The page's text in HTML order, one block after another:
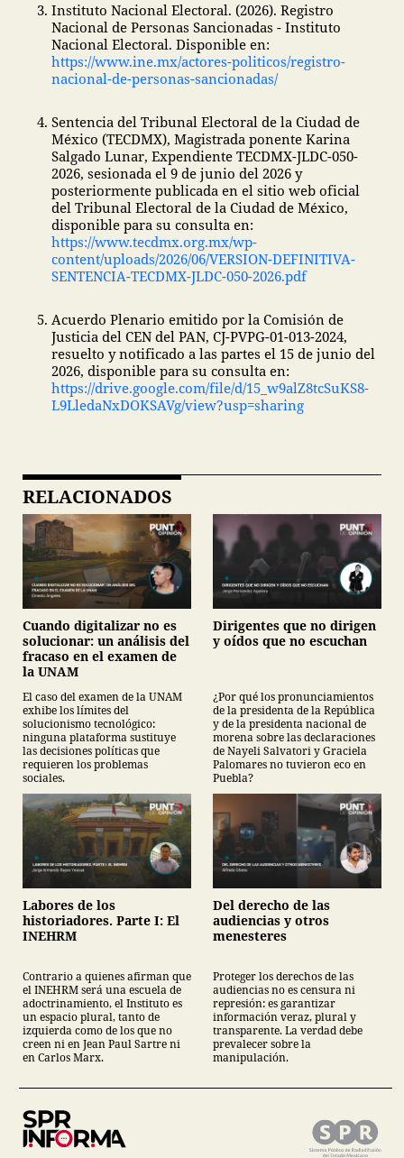
Instituto Nacional Electoral. (2026). Registro
Nacional de Personas Sancionadas - Instituto
Nacional Electoral. Disponible en:
https://www.ine.mx/actores-politicos/registro-
nacional-de-personas-sancionadas/
Sentencia del Tribunal Electoral de la Ciudad de
México (TECDMX), Magistrada ponente Karina
Salgado Lunar, Expendiente TECDMX-JLDC-050-
2026, sesionada el 9 de junio del 2026 y
posteriormente publicada en el sitio web oficial
del Tribunal Electoral de la Ciudad de México,
disponible para su consulta en:
https://www.tecdmx.org.mx/wp-
content/uploads/2026/06/VERSION-DEFINITIVA-
SENTENCIA-TECDMX-JLDC-050-2026.pdf
Acuerdo Plenario emitido por la Comisión de
Justicia del CEN del PAN, CJ-PVPG-01-013-2024,
resuelto y notificado a las partes el 15 de junio del
2026, disponible para su consulta en:
https://drive.google.com/file/d/15_w9alZ8tcSuKS8-
L9LledaNxDOKSAVg/view?usp=sharing
RELACIONADOS
Cuando digitalizar no es
solucionar: un análisis del
fracaso en el examen de
la UNAM
El caso del examen de la UNAM
exhibe los límites del
solucionismo tecnológico:
ninguna plataforma sustituye
las decisiones políticas que
requieren los problemas
sociales.
Dirigentes que no dirigen
y oídos que no escuchan
¿Por qué los pronunciamientos
de la presidenta de la República
y de la presidenta nacional de
morena sobre las declaraciones
de Nayeli Salvatori y Graciela
Palomares no tuvieron eco en
Puebla?
Labores de los
historiadores. Parte I: El
INEHRM
Contrario a quienes afirman que
el INEHRM será una escuela de
adoctrinamiento, el Instituto es
un espacio plural, tanto de
izquierda como de los que no
creen ni en Jean Paul Sartre ni
en Carlos Marx.
Del derecho de las
audiencias y otros
menesteres
Proteger los derechos de las
audiencias no es censura ni
represión: es garantizar
información veraz, plural y
transparente. La verdad debe
prevalecer sobre la
manipulación.